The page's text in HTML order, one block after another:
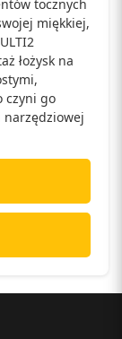
tocznych
miękkiej,
łożysk na
czyni go
narzędziowej